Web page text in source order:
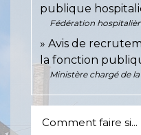
publique
Fédération
Avis de
la fonction
Ministère chargé de
Comment faire si...